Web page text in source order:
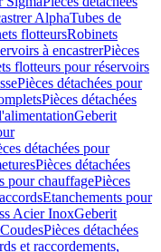
AlphaTubes de
flotteursRobinets
à encastrerPièces
flotteurs pour réservoirs
Pièces détachées pour
Pièces détachées
Geberit
détachées pour
Pièces détachées
pour chauffagePièces
Etanchements pour
Acier InoxGeberit
CoudesPièces détachées
et raccordements,